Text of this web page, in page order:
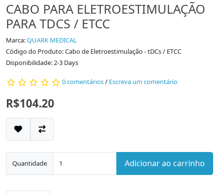
CABO PARA ELETROESTIMULAÇÃO
PARA TDCS / ETCC
Marca:QUARK MEDICAL
Código do Produto: Cabo de Eletroestimulação - tDCs / ETCC
Disponibilidade: 2-3 Days
0 comentários/ Escreva um comentário
R$104.20
Quantidade Adicionar ao carrinho